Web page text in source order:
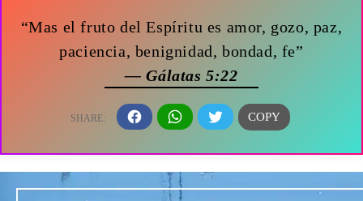
“Mas el fruto del Espíritu es amor, gozo, paz,
paciencia, benignidad, bondad, fe”
— Gálatas 5:22